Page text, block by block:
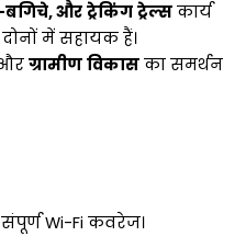
बगिचे,और ट्रेकिंग ट्रेल्सकार्य
में सहायक हैं।
ग्रामीण विकासका समर्थन
Wi-Fi कवरेज।